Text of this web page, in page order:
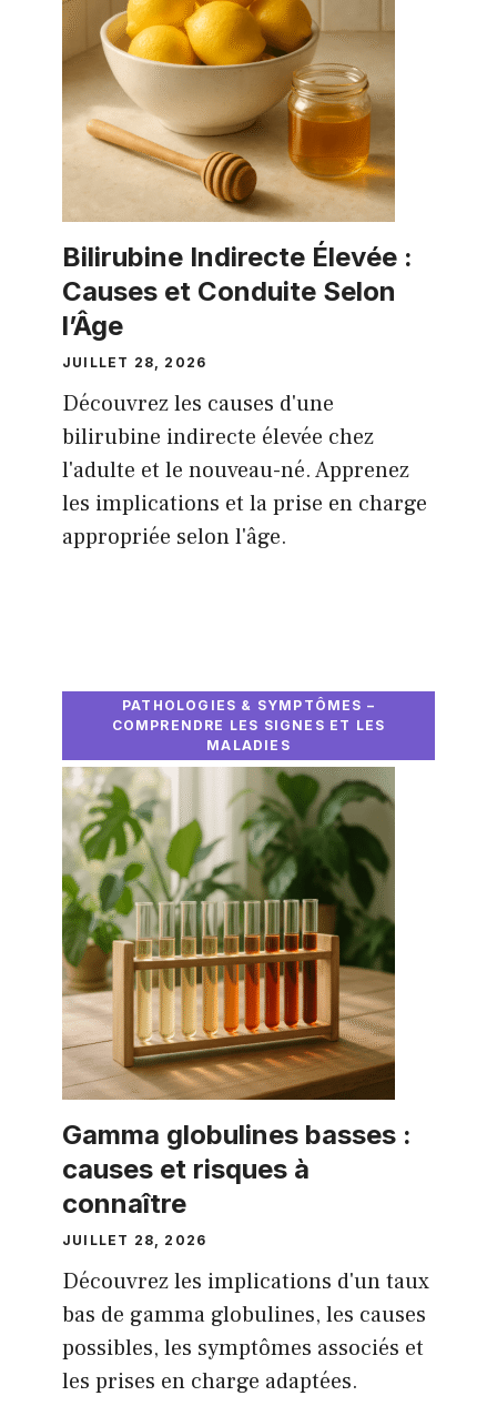
Bilirubine Indirecte Élevée :
Causes et Conduite Selon
l’Âge
JUILLET 28, 2026
Découvrez les causes d'une
bilirubine indirecte élevée chez
l'adulte et le nouveau-né. Apprenez
les implications et la prise en charge
appropriée selon l'âge.
PATHOLOGIES & SYMPTÔMES –
COMPRENDRE LES SIGNES ET LES
MALADIES
Gamma globulines basses :
causes et risques à
connaître
JUILLET 28, 2026
Découvrez les implications d'un taux
bas de gamma globulines, les causes
possibles, les symptômes associés et
les prises en charge adaptées.